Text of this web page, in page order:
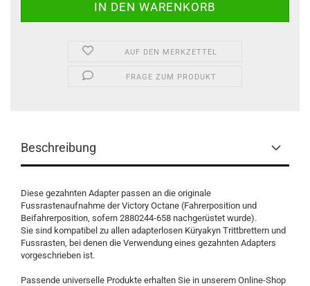
AUF DEN MERKZETTEL
FRAGE ZUM PRODUKT
Beschreibung
Diese gezahnten Adapter passen an die originale
Fussrastenaufnahme der Victory Octane (Fahrerposition und
Beifahrerposition, sofern 2880244-658 nachgerüstet wurde).
Sie sind kompatibel zu allen adapterlosen Küryakyn Trittbrettern und
Fussrasten, bei denen die Verwendung eines gezahnten Adapters
vorgeschrieben ist.
Passende universelle Produkte erhalten Sie in unserem Online-Shop